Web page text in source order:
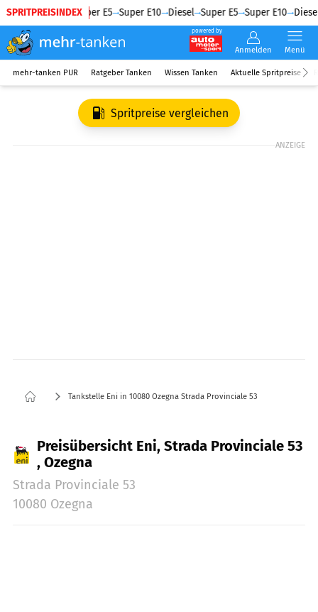
SPRITPREISINDEX
Diesel Super E5 Super E10 Diesel Super E5 Super E10 Diesel
powered by
Anmelden Menü
mehr-tanken PUR Ratgeber Tanken Wissen Tanken Aktuelle Spritpreise
Spritpreise vergleichen
ANZEIGE
Tankstelle Eni in 10080 Ozegna Strada Provinciale 53
Preisübersicht Eni, Strada Provinciale 53
, Ozegna
Strada Provinciale 53
10080 Ozegna